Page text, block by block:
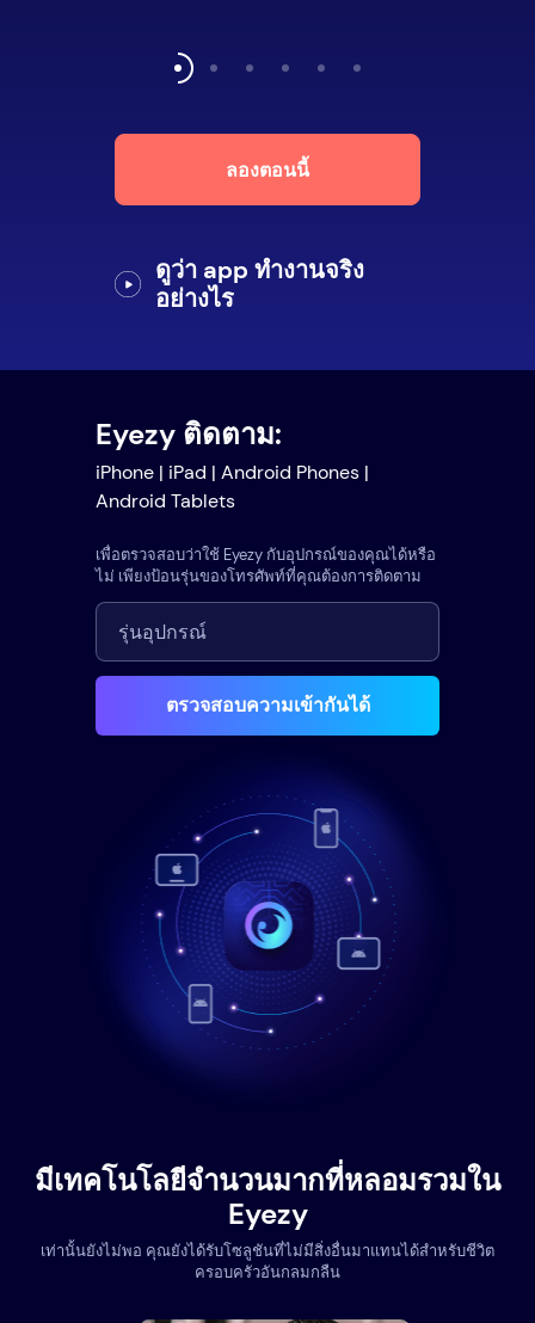
ลองตอนนี้
ดูว่า app ทำงานจริง
อย่างไร
Eyezy ติดตาม:
iPhone | iPad | Android Phones |
Android Tablets
เพื่อตรวจสอบว่าใช้ Eyezy กับอุปกรณ์ของคุณได้หรือ
ไม่ เพียงป้อนรุ่นของโทรศัพท์ที่คุณต้องการติดตาม
ตรวจสอบความเข้ากันได้
มีเทคโนโลยีจำนวนมากที่หลอมรวมใน
Eyezy
เท่านั้นยังไม่พอ คุณยังได้รับโซลูชันที่ไม่มีสิ่งอื่นมาแทนได้สำหรับชีวิต
ครอบครัวอันกลมกลืน